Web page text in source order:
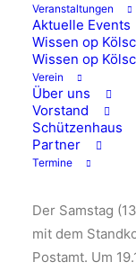
Veranstaltungen
Aktuelle Events
Wissen op
Wissen op
Verein
Über uns
Vorstand
Schützenhaus
Partner
Termine
Die traditionelle
Freitag (12.
Stadt- und
die vielen
Coupon-Bögen
zahlreichen
Der Samstag
mit dem
Postamt. Um